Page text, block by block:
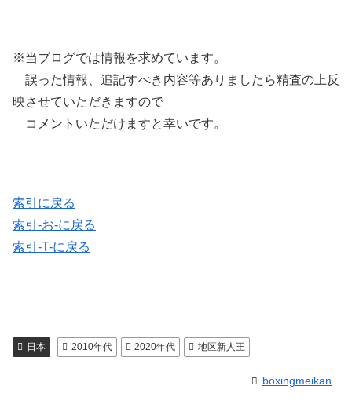
※当ブログでは情報を求めています。
誤った情報、追記すべき内容等ありましたら精査の上反
映させていただきますので
コメントいただけますと幸いです。
索引に戻る
索引-お-に戻る
索引-T-に戻る
日本 2010年代 2020年代 地区新人王
boxingmeikan